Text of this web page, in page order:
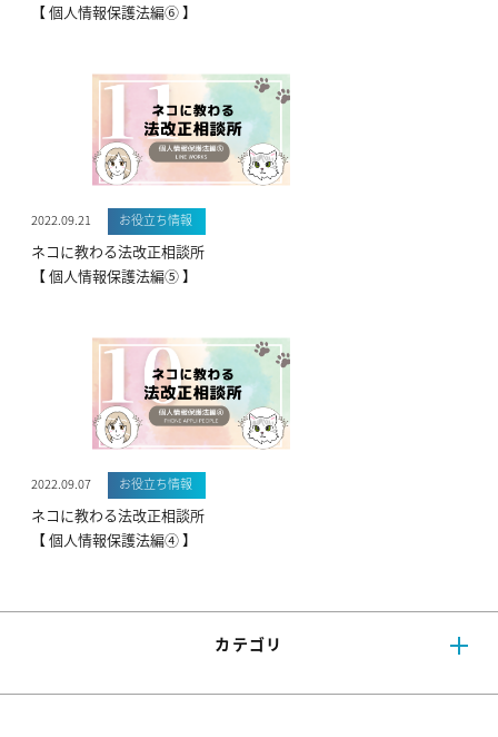
【 個人情報保護法編⑥ 】
2022.09.21 お役立ち情報
ネコに教わる法改正相談所
【 個人情報保護法編⑤ 】
2022.09.07 お役立ち情報
ネコに教わる法改正相談所
【 個人情報保護法編④ 】
カテゴリ